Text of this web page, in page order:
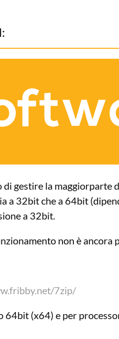
gestire la maggiorparte
a 32bit che a 64bit
a 32bit.
non è ancora
7zip/
64bit (x64) e per